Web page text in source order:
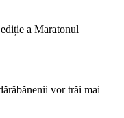
a Maratonul
vor trăi mai